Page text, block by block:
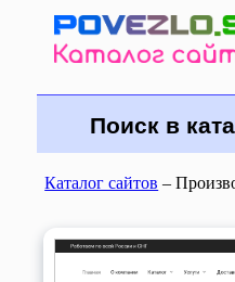
Поиск в
Каталог сайтов –